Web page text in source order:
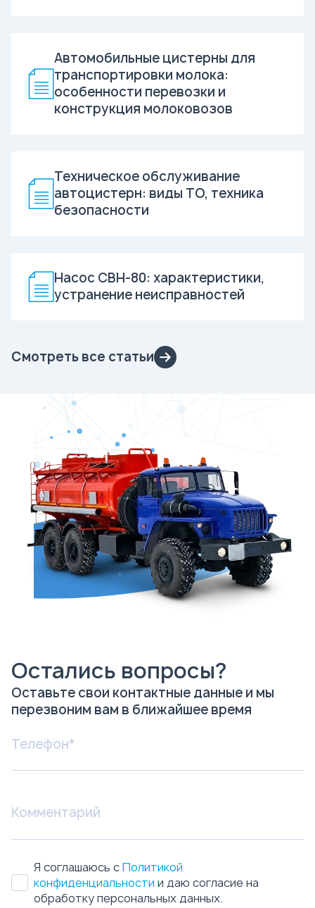
Автомобильные цистерны для
транспортировки молока:
особенности перевозки и
конструкция молоковозов
Техническое обслуживание
автоцистерн: виды ТО, техника
безопасности
Насос СВН-80: характеристики,
устранение неисправностей
Смотреть все статьи
Остались вопросы?
Оставьте свои контактные данные и мы
перезвоним вам в ближайшее время
конфиденциальностии даю согласие на
Отправить